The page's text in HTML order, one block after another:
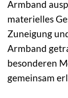
Armband
materielles
Zuneigung
Armband
besonderen
gemeinsam